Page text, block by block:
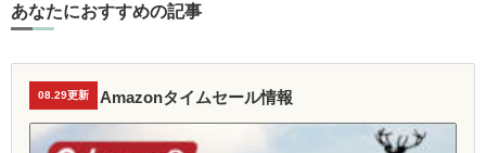
あなたにおすすめの記事
08.29更新 Amazonタイムセール情報